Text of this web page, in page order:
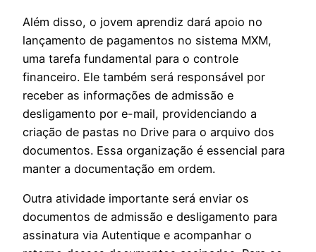
Além disso, o jovem aprendiz dará apoio no
lançamento de pagamentos no sistema MXM,
uma tarefa fundamental para o controle
financeiro. Ele também será responsável por
receber as informações de admissão e
desligamento por e-mail, providenciando a
criação de pastas no Drive para o arquivo dos
documentos. Essa organização é essencial para
manter a documentação em ordem.
Outra atividade importante será enviar os
documentos de admissão e desligamento para
assinatura via Autentique e acompanhar o